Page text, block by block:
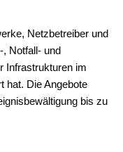
Netzbetreiber und
Notfall- und
Infrastrukturen im
hat. Die Angebote
bis zu